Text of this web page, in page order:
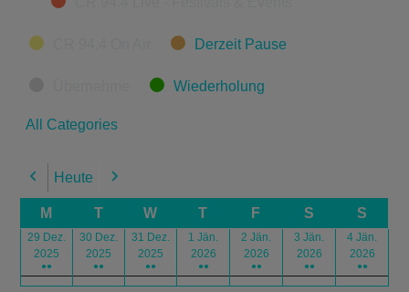
Derzeit Pause
Wiederholung
All Categories
Previous
Heute Next
M T W T F S S
29 Dez.
2025
●●
30 Dez.
2025
●●
31 Dez.
2025
●●
1 Jän.
2026
●●
2 Jän.
2026
●●
3 Jän.
2026
●●
4 Jän.
2026
●●